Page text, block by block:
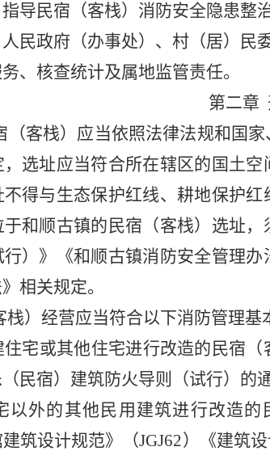
导民宿（客栈）消防安全隐患整
人民政府 （办事处） 、村（居）民
、核查统计及属地监管责任。
第二章
（客栈）应当依照法律法规和国
选址应当符合所在辖区的国土
得与生态保护红线、耕地保护
和顺古镇的民宿（客栈）选址
）》《和顺古镇消防安全管理
相关规定。
栈）经营应当符合以下消防管理基
住宅或其他住宅进行改造的民宿
民宿）建筑防火导则（试行）的
以外的其他民用建筑进行改造
建筑设计规范》 （JGJ62） 《建筑